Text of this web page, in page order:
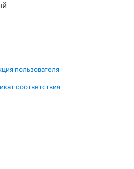
пользователя
соответствия